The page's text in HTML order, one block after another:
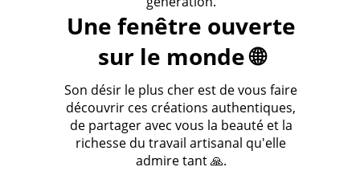
Une fenêtre ouverte
sur le monde 🌐
Son désir le plus cher est de vous faire
découvrir ces créations authentiques,
de partager avec vous la beauté et la
richesse du travail artisanal qu'elle
admire tant 🙏.